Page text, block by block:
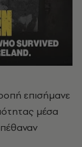
επισήμανε
μέσα